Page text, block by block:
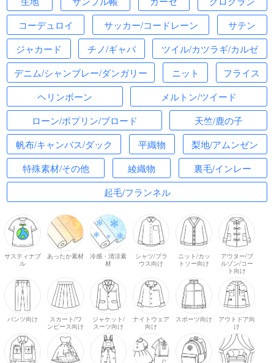
コーデュロイ
サッカー/コードレーン
サテン
ジャカード
チノ/ギャバ
ツイル/カツラギ/カルゼ
デニム/シャンブレー/ダンガリー
ニット
フライス
ヘリンボーン
メルトン/ツイード
ローン/ポプリン/ブロード
天竺/鹿の子
帆布/キャンバス/ダック
平織物
梨地/アムンゼン
特殊素材/その他
綾織物
裏毛/インレー
起毛/フランネル
サスティナブ
ル
あったか素材
冷感・清涼素
材
シャツ/ブラ
ウス向け
ニット/カッ
トソー向け
アウター/ブ
ルゾン/コー
ト向け
パンツ向け
スカート/ワ
ンピース向け
ジャケット/
スーツ向け
ナイトウェア
向け
スポーツ向け
アウトドア向
け